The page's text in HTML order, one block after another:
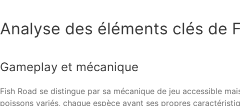
Analyse des éléments clés de
Gameplay et mécanique
Fish Road se distingue par sa mécanique de jeu accessible
poissons variés, chaque espèce ayant ses propres